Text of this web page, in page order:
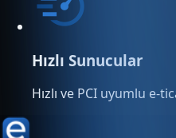
Hızlı Sunucular
Hızlı ve PCI uyumlu e-